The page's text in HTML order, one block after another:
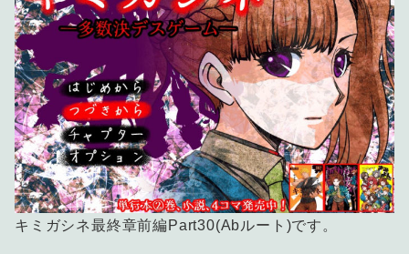
キミガシネ最終章前編Part30(Abルート)です。